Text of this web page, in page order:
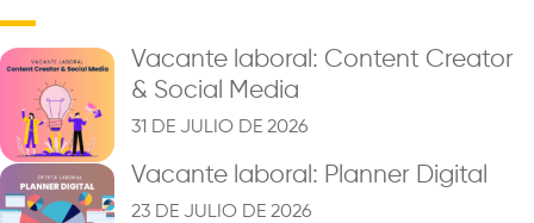
Vacante laboral: Content Creator
& Social Media
31 DE JULIO DE 2026
Vacante laboral: Planner Digital
23 DE JULIO DE 2026